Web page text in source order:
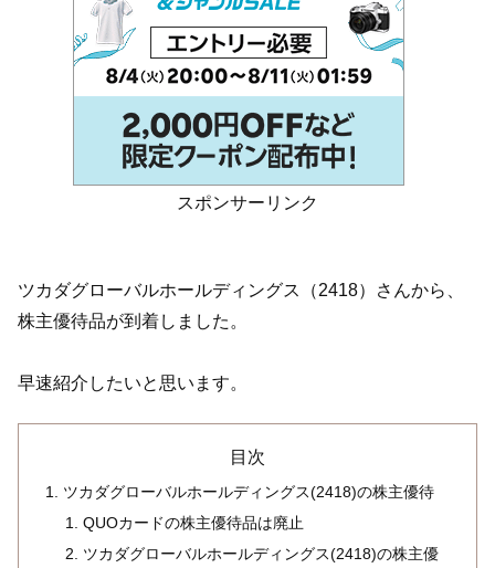
スポンサーリンク
ツカダグローバルホールディングス（2418）さんから、
株主優待品が到着しました。
早速紹介したいと思います。
目次
ツカダグローバルホールディングス(2418)の株主優待
QUOカードの株主優待品は廃止
ツカダグローバルホールディングス(2418)の株主優